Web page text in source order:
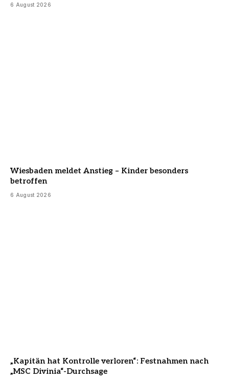
6 August 2026
Wiesbaden meldet Anstieg – Kinder besonders
betroffen
6 August 2026
„Kapitän hat Kontrolle verloren“: Festnahmen nach
„MSC Divinia“-Durchsage